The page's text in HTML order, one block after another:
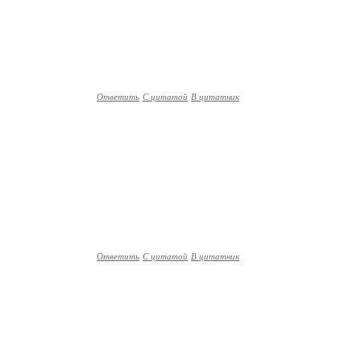
Ответить С цитатой В цитатник
Ответить С цитатой В цитатник